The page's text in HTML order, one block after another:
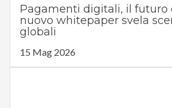
Pagamenti digitali, il futuro
nuovo whitepaper svela
globali
15 Mag 2026